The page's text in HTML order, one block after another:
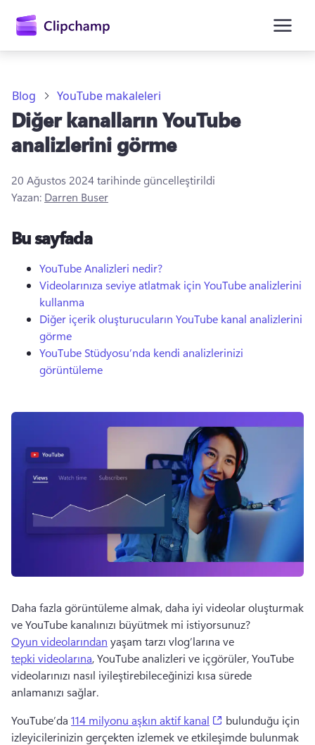
Ücretsiz deneyin
Blog YouTube makaleleri
Diğer kanalların YouTube
analizlerini görme
20 Ağustos 2024tarihinde güncelleştirildi
Yazan: Darren Buser
Bu sayfada
YouTube Analizleri nedir?
Videolarınıza seviye atlatmak için YouTube analizlerini
kullanma
Diğer içerik oluşturucuların YouTube kanal analizlerini
görme
YouTube Stüdyosu’nda kendi analizlerinizi
görüntüleme
Daha fazla görüntüleme almak, daha iyi videolar oluşturmak
ve YouTube kanalınızı büyütmek mi istiyorsunuz?
Oyun videolarından yaşam tarzı vlog’larına ve
tepki videolarına, YouTube analizleri ve içgörüler, YouTube
videolarınızı nasıl iyileştirebileceğinizi kısa sürede
anlamanızı sağlar.
YouTube’da 114 milyonu aşkın aktif kanal (opens in a new
bulunduğu için
izleyicilerinizin gerçekten izlemek ve etkileşimde bulunmak